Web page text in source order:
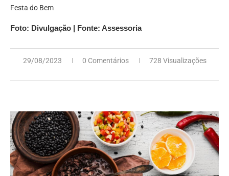
Festa do Bem
Foto: Divulgação | Fonte: Assessoria
29/08/2023 0 Comentários 728 Visualizações